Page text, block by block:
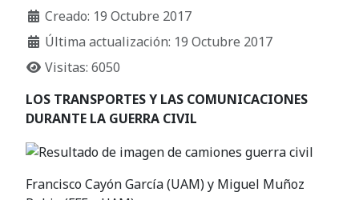
Creado: 19 Octubre 2017
Última actualización: 19 Octubre 2017
Visitas: 6050
LOS TRANSPORTES Y LAS COMUNICACIONES
DURANTE LA GUERRA CIVIL
Francisco Cayón García (UAM) y Miguel Muñoz